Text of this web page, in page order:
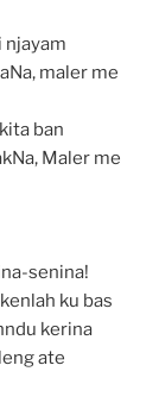
njayam
maler me
ban
Maler me
senina!
ku bas
kerina
ate